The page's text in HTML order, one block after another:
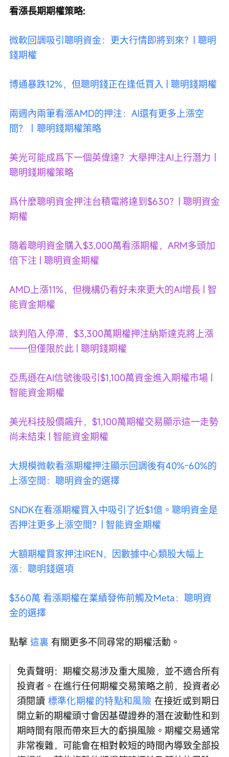
看漲長期期權策略:
微軟回調吸引聰明資金：更大行情即將到來？| 聰明
錢期權
博通暴跌12%，但聰明錢正在逢低買入 | 聰明錢期權
兩週內兩筆看漲AMD的押注：AI還有更多上漲空
間？｜聰明錢期權策略
美光可能成爲下一個英偉達？大舉押注AI上行潛力｜
聰明錢期權策略
爲什麼聰明資金押注台積電將達到$630？| 聰明資金
期權
隨着聰明資金購入$3,000萬看漲期權，ARM多頭加
倍下注 | 聰明資金期權
AMD上漲11%，但機構仍看好未來更大的AI增長 | 智
能資金期權
談判陷入停滯，$3,300萬期權押注納斯達克將上漲
——但僅限於此 | 聰明錢期權
亞馬遜在AI信號後吸引$1,100萬資金進入期權市場 |
智能資金期權
美光科技股價飆升，$1,100萬期權交易顯示這一走勢
尚未結束 | 智能資金期權
大規模微軟看漲期權押注顯示回調後有40%-60%的
上漲空間：聰明資金的選擇
SNDK在看漲期權買入中吸引了近$1億。聰明資金是
否押注更多上漲空間？| 智能資金期權
大額期權買家押注IREN，因數據中心類股大幅上
漲：聰明錢選項
$360萬 看漲期權在業績發佈前觸及Meta：聰明資
金的選擇
點擊 這裏 有關更多不同尋常的期權活動。
免責聲明：期權交易涉及重大風險，並不適合所有
投資者。在進行任何期權交易策略之前，投資者必
須閱讀 標準化期權的特點和風險 在接近或到期日
開立新的期權頭寸會因基礎證券的潛在波動性和到
期時間有限而帶來巨大的虧損風險。期權交易通常
非常複雜，可能會在相對較短的時間內導致全部投